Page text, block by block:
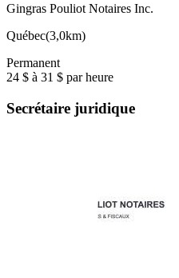
Gingras Pouliot Notaires Inc.
Québec(3,0km)
Permanent
24 $ à 31 $ par heure
Secrétaire juridique